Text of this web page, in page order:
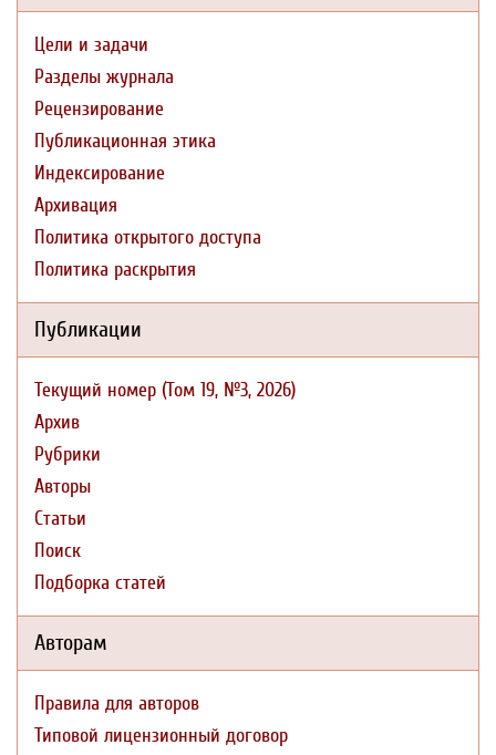
Цели и задачи
Разделы журнала
Рецензирование
Публикационная этика
Индексирование
Архивация
Политика открытого доступа
Политика раскрытия
Публикации
Текущий номер (Том 19, №3, 2026)
Архив
Рубрики
Авторы
Статьи
Поиск
Подборка статей
Авторам
Правила для авторов
Типовой лицензионный договор